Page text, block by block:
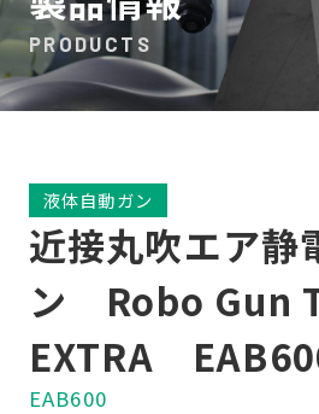
PRODUCTS
液体自動ガン
近接丸吹エア静
ン Robo Gun
EXTRA
EAB600